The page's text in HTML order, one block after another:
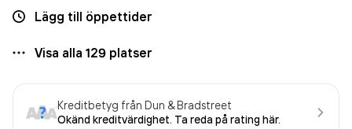
Lägg till öppettider
Visa alla 129 platser
Kreditbetyg från Dun & Bradstreet
Okänd kreditvärdighet. Ta reda på rating här.